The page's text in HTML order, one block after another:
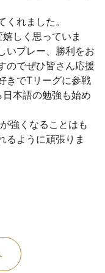
れました。
しく思っていま
いプレー、勝利をお
のでぜひ皆さん応援
きでTリーグに参戦
本語の勉強も始め
強くなることはも
るように頑張りま